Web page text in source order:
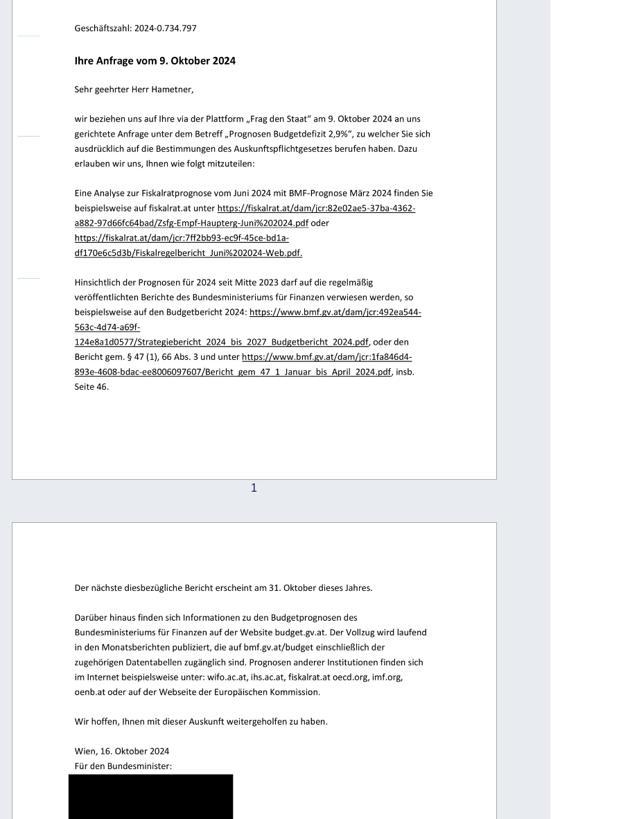
Geschäftszahl: 2024-0.734.797
Ihre Anfrage vom 9. Oktober 2024
Sehr geehrter Herr Hametner,
wir beziehen uns auf Ihre via der Plattform „Frag den Staat“ am 9. Oktober 2024 an uns
gerichtete Anfrage unter dem Betreff „Prognosen Budgetdefizit 2,9%“, zu welcher Sie sich
ausdrücklich auf die Bestimmungen des Auskunftspflichtgesetzes berufen haben. Dazu
erlauben wir uns, Ihnen wie folgt mitzuteilen:
Eine Analyse zur Fiskalratprognose vom Juni 2024 mit BMF
-Prognose März 2024 finden Sie
beispielsweise auf fiskalrat.at unter https://fiskalrat.at/dam/jcr:82e02ae5
-37ba-4362-
a882-97d66fc64bad/Zsfg
-Empf-Haupterg
-Juni%202024.pdfoder
https://fiskalrat.at/dam/jcr:7ff2bb93-ec9f-45ce-bd1a-
df170e6c5d3b/Fiskalregelbericht_Juni%202024
-Web.pdf.
Hinsichtlich der Prognosen für 2024 seit Mitte 2023 darf auf die regelmäßig
veröffentlichten Berichte des Bundesministeriums für Finanzen verwiesen werden, so
beispielsweise auf den Budgetbericht 2024: https://www.bmf.gv.at/dam/jcr:492ea544
-
563c-4d74-a69f-
124e8a1d0577/Strategiebericht_2024_bis_2027_Budgetbericht_2024.pdf
, oder den
Bericht gem. § 47 (1), 66 Abs. 3 und unter https://www.bmf.gv.at/dam/jcr:1fa846d4
-
893e-4608-bdac-ee8006097607/Bericht_gem_47_1_Januar_bis_April_2024.pdf
, insb.
Seite 46.
1
Der nächste diesbezügliche Bericht erscheint am 31. Oktober dieses Jahres.
Darüber hinaus finden sich Informationen zu den Budgetprognosen des
Bundesministeriums für Finanzen auf der Website budget.gv.at. Der Vollzug wird laufend
in den Monatsberichten publiziert, die auf bmf.gv.at/budget einschließlich der
zugehörigen Datentabellen zugänglich sind. Prognosen anderer Institutionen finden sich
im Internet beispielsweise unter: wifo.ac.at, ihs.ac.at, fiskalrat.at oecd.org, imf.org,
oenb.at oder auf der Webseite der Europäischen Kommission.
Wir hoffen, Ihnen mit dieser Auskunft weitergeholfen zu haben.
Wien, 16. Oktober 2024
Für den Bundesminister
: